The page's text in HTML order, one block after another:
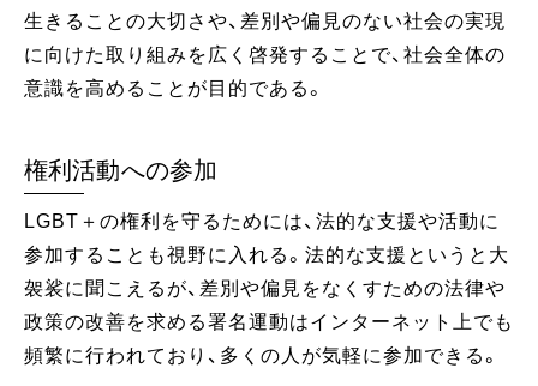
生きることの大切さや、差別や偏見のない社会の実現
に向けた取り組みを広く啓発することで、社会全体の
意識を高めることが目的である。
権利活動への参加
LGBT＋の権利を守るためには、法的な支援や活動に
参加することも視野に入れる。法的な支援というと大
袈裟に聞こえるが、差別や偏見をなくすための法律や
政策の改善を求める署名運動はインターネット上でも
頻繁に行われており、多くの人が気軽に参加できる。